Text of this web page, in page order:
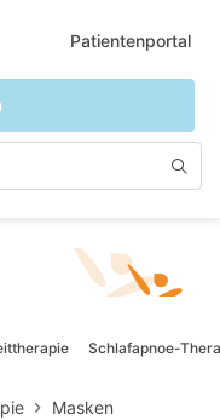
Patientenportal
Schlafapnoe-
Masken